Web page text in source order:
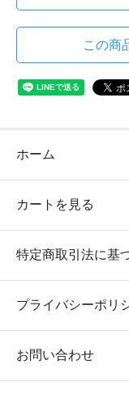
この商
ホーム
カートを見る
特定商取引法に基
プライバシーポリ
お問い合わせ